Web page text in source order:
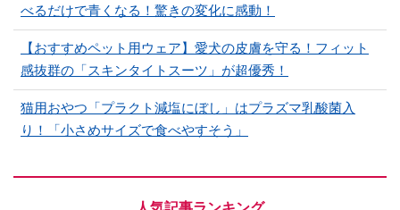
べるだけで青くなる！驚きの変化に感動！
【おすすめペット用ウェア】愛犬の皮膚を守る！フィット
感抜群の「スキンタイトスーツ」が超優秀！
猫用おやつ「プラクト減塩にぼし」はプラズマ乳酸菌入
り！「小さめサイズで食べやすそう」